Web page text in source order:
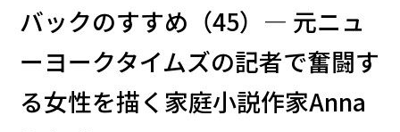
バックのすすめ（45）― 元ニュ
ーヨークタイムズの記者で奮闘す
る女性を描く家庭小説作家Anna